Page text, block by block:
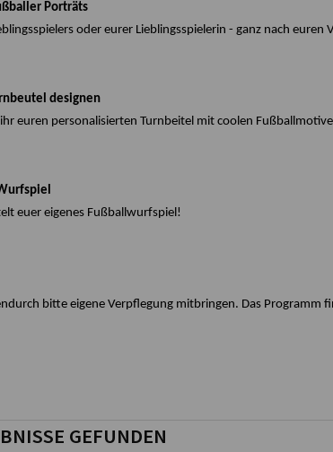
Porträts
oder eurer Lieblingsspielerin - ganz nach euren
designen
euren personalisierten Turnbeitel mit coolen
euer eigenes Fußballwurfspiel!
bitte eigene Verpflegung mitbringen. Das Programm
GEFUNDEN